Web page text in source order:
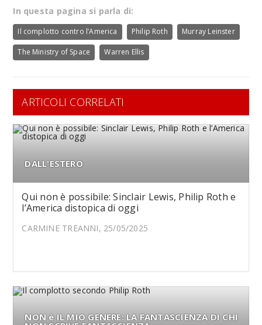
In questa pagina si parla di:
Il complotto contro l’America Philip Roth Murray Leinster
The Ministry of Space Warren Ellis
ARTICOLI CORRELATI
DALL'ESTERO
Qui non è possibile: Sinclair Lewis, Philip Roth e
l’America distopica di oggi
CARMINE TREANNI, 25/05/2025
NON è IL MIO GENERE: LA FANTASCIENZA DI CHI